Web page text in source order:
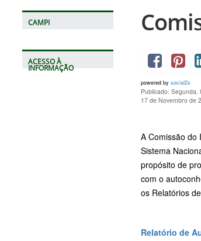
CAMPI
ACESSO À
INFORMAÇÃO
powered by social2s
Publicado:
17 de Novembro de
A Comissão do
Sistema
propósito de
com o
os Relatórios
Relatório de